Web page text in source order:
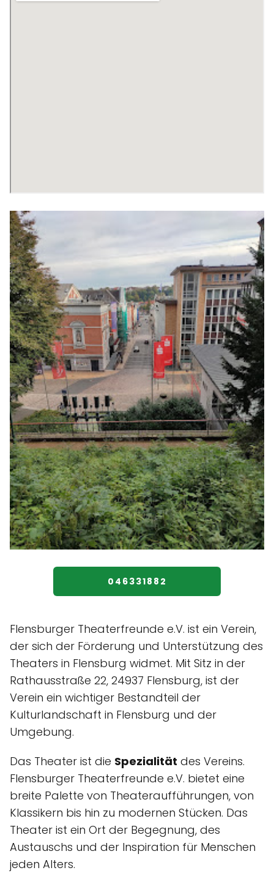
046331882
Flensburger Theaterfreunde e.V. ist ein Verein,
der sich der Förderung und Unterstützung des
Theaters in Flensburg widmet. Mit Sitz in der
Rathausstraße 22, 24937 Flensburg, ist der
Verein ein wichtiger Bestandteil der
Kulturlandschaft in Flensburg und der
Umgebung.
Das Theater ist die Spezialität des Vereins.
Flensburger Theaterfreunde e.V. bietet eine
breite Palette von Theateraufführungen, von
Klassikern bis hin zu modernen Stücken. Das
Theater ist ein Ort der Begegnung, des
Austauschs und der Inspiration für Menschen
jeden Alters.